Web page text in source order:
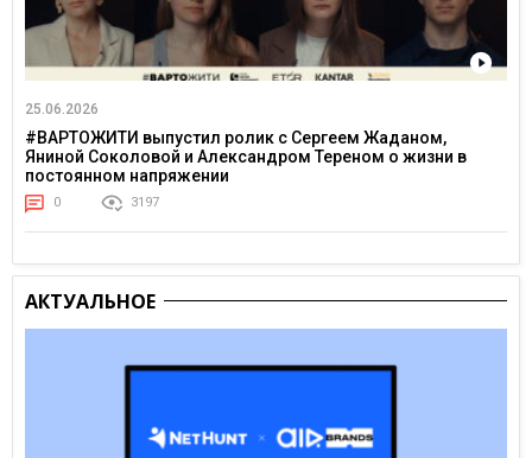
25.06.2026
#ВАРТОЖИТИ выпустил ролик с Сергеем Жаданом,
Яниной Соколовой и Александром Тереном о жизни в
постоянном напряжении
0 3197
АКТУАЛЬНОЕ